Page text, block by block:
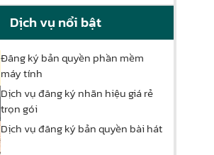
Dịch vụ nổi bật
Đăng ký bản quyền phần mềm
máy tính
Dịch vụ đăng ký nhãn hiệu giá rẻ
trọn gói
Dịch vụ đăng ký bản quyền bài hát